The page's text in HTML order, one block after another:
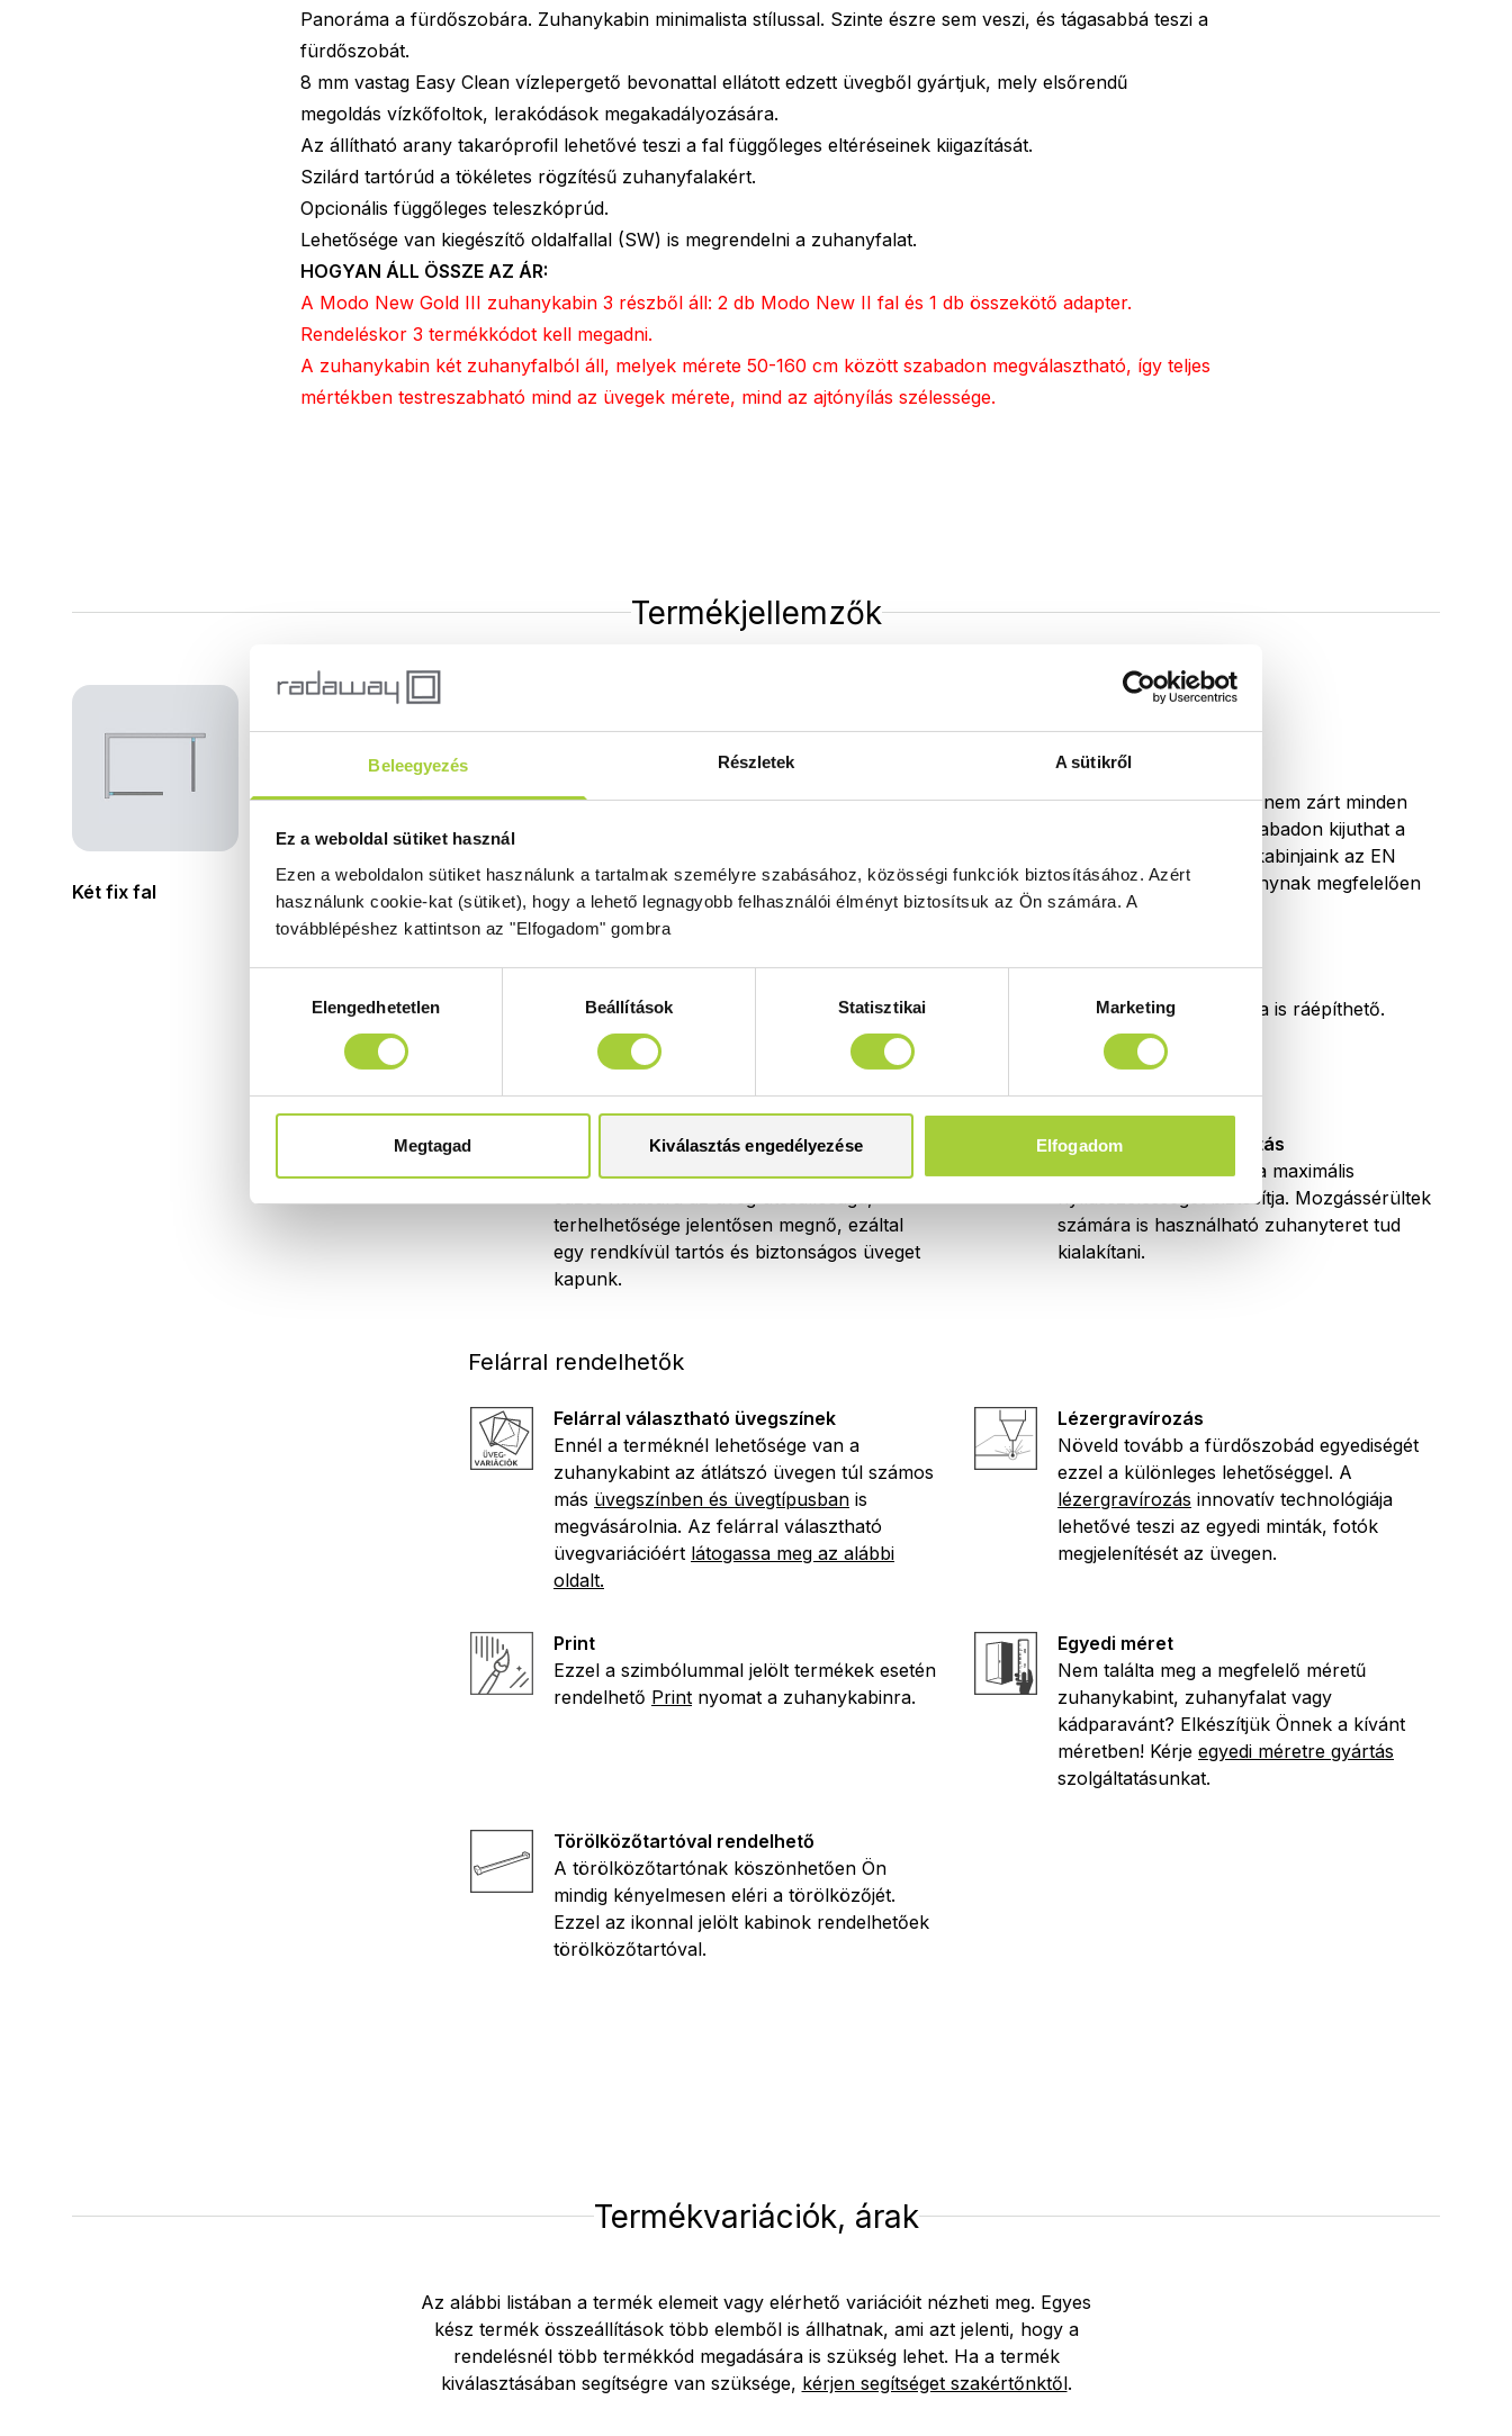
Beleegyezés Részletek A sütikről
Ez a weboldal sütiket használ
Ezen a weboldalon sütiket használunk a tartalmak személyre szabásához, közösségi funkciók biztosításához. Azért
használunk cookie-kat (sütiket), hogy a lehető legnagyobb felhasználói élményt biztosítsuk az Ön számára. A
továbblépéshez kattintson az "Elfogadom" gombra
kiválasztásaElengedhetetlen Beállítások Statisztikai Marketing
Megtagad Kiválasztás engedélyezése Elfogadom
Panoráma a fürdőszobára. Zuhanykabin minimalista stílussal. Szinte észre sem veszi, és tágasabbá teszi a
fürdőszobát.
8 mm vastag Easy Clean vízlepergető bevonattal ellátott edzett üvegből gyártjuk, mely elsőrendű
megoldás vízkőfoltok, lerakódások megakadályozására.
Az állítható arany takaróprofil lehetővé teszi a fal függőleges eltéréseinek kiigazítását.
Szilárd tartórúd a tökéletes rögzítésű zuhanyfalakért.
Opcionális függőleges teleszkóprúd.
Lehetősége van kiegészítő oldalfallal (SW) is megrendelni a zuhanyfalat.
HOGYAN ÁLL ÖSSZE AZ ÁR:
A Modo New Gold III zuhanykabin 3 részből áll: 2 db Modo New II fal és 1 db összekötő adapter.
Rendeléskor 3 termékkódot kell megadni.
A zuhanykabin két zuhanyfalból áll, melyek mérete 50-160 cm között szabadon megválasztható, így teljes
mértékben testreszabható mind az üvegek mérete, mind az ajtónyílás szélessége.
Termékjellemzők
Két fix fal
Termékeinket alapáron átlátszó üveggel
Jelentős vízkijutás
A zuhanytér kialakítása nem zárt minden
irányban, ezért a víz szabadon kijuthat a
zuhanytérből. (Zuhanykabinjaink az EN
14428:2008+A1 szabványnak megfelelően
vízbiztosak.)
Easy Clean
Mondjon búcsút a gyors vízkőlerakódásnak
megoldást kínálunk, ami lecsökkenti a
Közvetlenül a burkolatra is ráépíthető.
8 mm vastag edzett biztonsági üveg. Az
terhelhetősége jelentősen megnő, ezáltal
egy rendkívül tartós és biztonságos üveget
kapunk.
Akadálymentes kialakítás
Termékeink kialakítása a maximális
nyílásszélességet biztosítja. Mozgássérültek
számára is használható zuhanyteret tud
kialakítani.
Felárral rendelhetők
Felárral választható üvegszínek
Ennél a terméknél lehetősége van a
zuhanykabint az átlátszó üvegen túl számos
más üvegszínben és üvegtípusban is
megvásárolnia. Az felárral választható
üvegvariációért látogassa meg az alábbi
oldalt.
Lézergravírozás
Növeld tovább a fürdőszobád egyediségét
ezzel a különleges lehetőséggel. A
lézergravírozás innovatív technológiája
lehetővé teszi az egyedi minták, fotók
megjelenítését az üvegen.
Print
Ezzel a szimbólummal jelölt termékek esetén
rendelhető Print nyomat a zuhanykabinra.
Egyedi méret
Nem találta meg a megfelelő méretű
zuhanykabint, zuhanyfalat vagy
kádparavánt? Elkészítjük Önnek a kívánt
méretben! Kérje egyedi méretre gyártás
szolgáltatásunkat.
Törölközőtartóval rendelhető
A törölközőtartónak köszönhetően Ön
mindig kényelmesen eléri a törölközőjét.
Ezzel az ikonnal jelölt kabinok rendelhetőek
törölközőtartóval.
Termékvariációk, árak
Az alábbi listában a termék elemeit vagy elérhető variációit nézheti meg. Egyes
kész termék összeállítások több elemből is állhatnak, ami azt jelenti, hogy a
rendelésnél több termékkód megadására is szükség lehet. Ha a termék
kiválasztásában segítségre van szüksége, kérjen segítséget szakértőnktől.